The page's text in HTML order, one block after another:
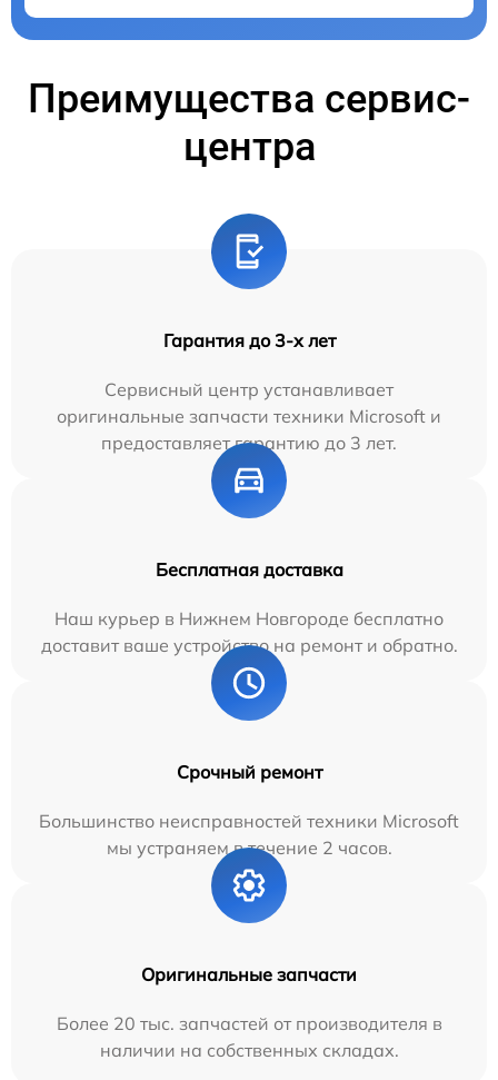
Преимущества сервис-
центра
Гарантия до 3-х лет
Сервисный центр устанавливает
оригинальные запчасти техники Microsoft и
предоставляет гарантию до 3 лет.
Бесплатная доставка
Наш курьер в Нижнем Новгороде бесплатно
доставит ваше устройство на ремонт и обратно.
Срочный ремонт
Большинство неисправностей техники Microsoft
мы устраняем в течение 2 часов.
Оригинальные запчасти
Более 20 тыс. запчастей от производителя в
наличии на собственных складах.